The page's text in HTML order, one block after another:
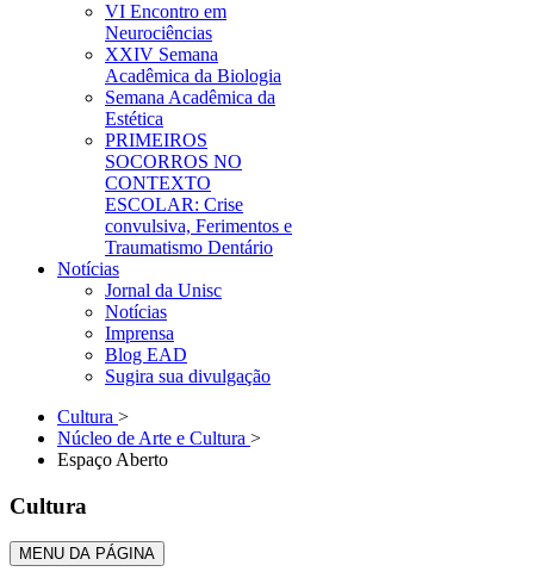
VI Encontro em
Neurociências
XXIV Semana
Acadêmica da Biologia
Semana Acadêmica da
Estética
PRIMEIROS
SOCORROS NO
CONTEXTO
ESCOLAR: Crise
convulsiva, Ferimentos e
Traumatismo Dentário
Notícias
Jornal da Unisc
Notícias
Imprensa
Blog EAD
Sugira sua divulgação
Cultura >
Núcleo de Arte e Cultura >
Espaço Aberto
Cultura
MENU DA PÁGINA